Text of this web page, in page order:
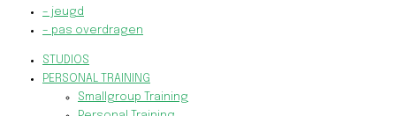
– jeugd
– pas overdragen
STUDIOS
PERSONAL TRAINING
Smallgroup Training